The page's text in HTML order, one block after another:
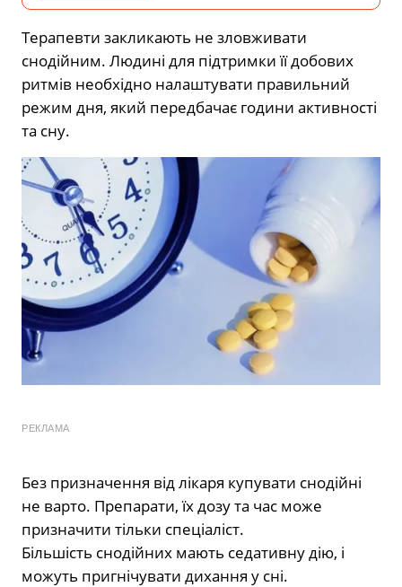
Терапевти закликають не зловживати
снодійним. Людині для підтримки її добових
ритмів необхідно налаштувати правильний
режим дня, який передбачає години активності
та сну.
РЕКЛАМА
Без призначення від лікаря купувати снодійні
не варто. Препарати, їх дозу та час може
призначити тільки спеціаліст.
Більшість снодійних мають седативну дію, і
можуть пригнічувати дихання у сні.